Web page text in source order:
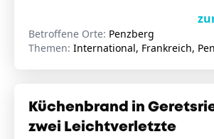
Betroffene Orte: Penzberg
Themen: International, Frankreich,
Küchenbrand in
zwei Leichtverletzte